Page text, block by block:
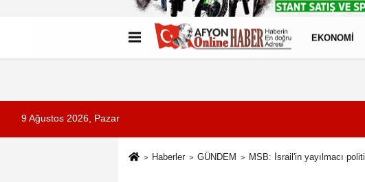
Künye İletişim Çerez Politikası
EKONOMİ
9 Ağustos 2026, Pazar
Haberler GÜNDEM MSB: İsrail'in yayılmacı